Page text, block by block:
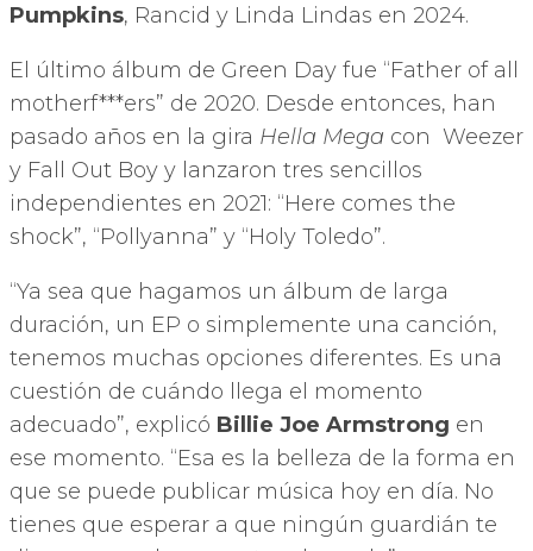
Pumpkins, Rancid y Linda Lindas en 2024.
El último álbum de Green Day fue “Father of all
motherf***ers” de 2020. Desde entonces, han
pasado años en la gira Hella Mega con Weezer
y Fall Out Boy y lanzaron tres sencillos
independientes en 2021: “Here comes the
shock”, “Pollyanna” y “Holy Toledo”.
“Ya sea que hagamos un álbum de larga
duración, un EP o simplemente una canción,
tenemos muchas opciones diferentes. Es una
cuestión de cuándo llega el momento
adecuado”, explicó Billie Joe Armstrong en
ese momento. ​“Esa es la belleza de la forma en
que se puede publicar música hoy en día. No
tienes que esperar a que ningún guardián te